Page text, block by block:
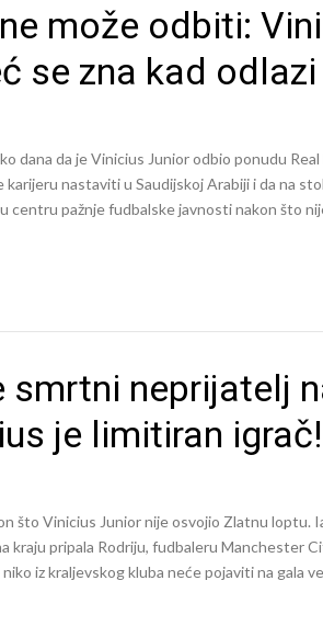
može odbiti:
se zna kad
dana da je Vinicius Junior odbio ponudu
karijeru nastaviti u Saudijskoj Arabiji i da na
centru pažnje fudbalske javnosti nakon što
smrtni neprijatelj
je limitiran igrač!
što Vinicius Junior nije osvojio Zlatnu loptu.
kraju pripala Rodriju, fudbaleru Manchester
iz kraljevskog kluba neće pojaviti na gala